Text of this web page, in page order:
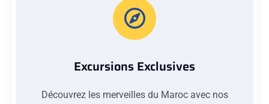
Excursions Exclusives
Découvrez les merveilles du Maroc avec nos